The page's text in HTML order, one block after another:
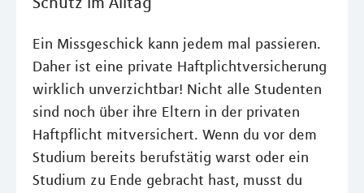
Ein Missgeschick kann jedem mal passieren.
Daher ist eine private Haftplichtversicherung
wirklich unverzichtbar! Nicht alle Studenten
sind noch über ihre Eltern in der privaten
Haftpflicht mitversichert. Wenn du vor dem
Studium bereits berufstätig warst oder ein
Studium zu Ende gebracht hast, musst du